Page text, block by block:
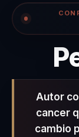
Autor
cancer
cambio